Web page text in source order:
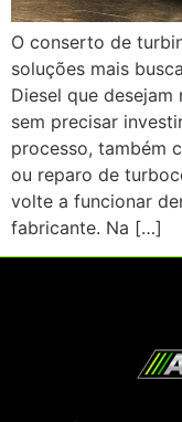
O conserto de
soluções mais
Diesel que
sem precisar
processo, também
ou reparo de
volte a funcionar
fabricante. Na […]